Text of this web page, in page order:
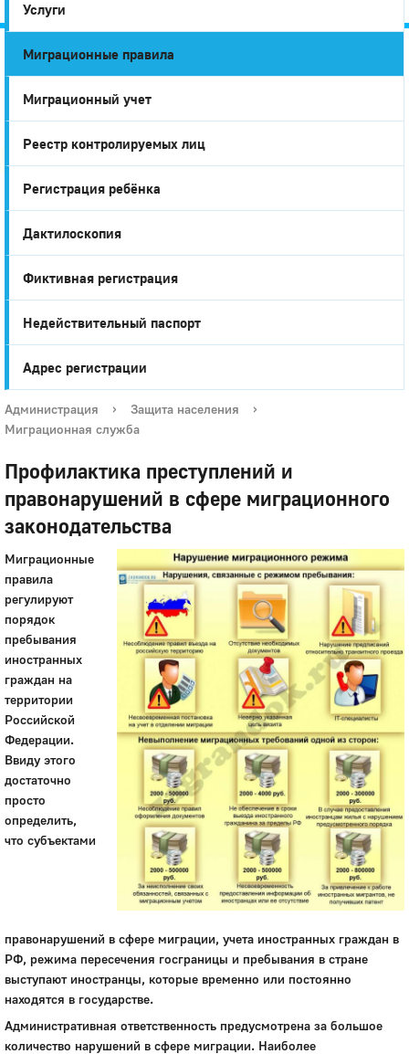
Город
Глазов
Услуги
Миграционные правила
Миграционный учет
Реестр контролируемых лиц
Регистрация ребёнка
Дактилоскопия
Фиктивная регистрация
Недействительный паспорт
Адрес регистрации
Администрация › Защита населения
›
Миграционная служба
Профилактика преступлений и
правонарушений в сфере миграционного
законодательства
Миграционные
правила
регулируют
порядок
пребывания
иностранных
граждан на
территории
Российской
Федерации.
Ввиду этого
достаточно
просто
определить,
что субъектами
правонарушений в сфере миграции, учета иностранных граждан в
РФ, режима пересечения госграницы и пребывания в стране
выступают иностранцы, которые временно или постоянно
находятся в государстве.
Административная ответственность предусмотрена за большое
количество нарушений в сфере миграции. Наиболее